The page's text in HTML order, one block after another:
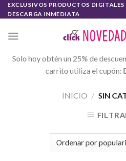
Skip
to
EXCLUSIVOS PRODUCTOS
DESCARGA INMEDIATA
Solo hoy obtén un 25% de
carrito utiliza el cupón:
INICIO / SIN